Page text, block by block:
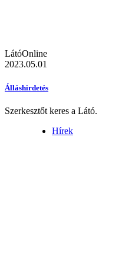
LátóOnline
2023.05.01
Álláshirdetés
Szerkesztőt keres a Látó.
Hírek